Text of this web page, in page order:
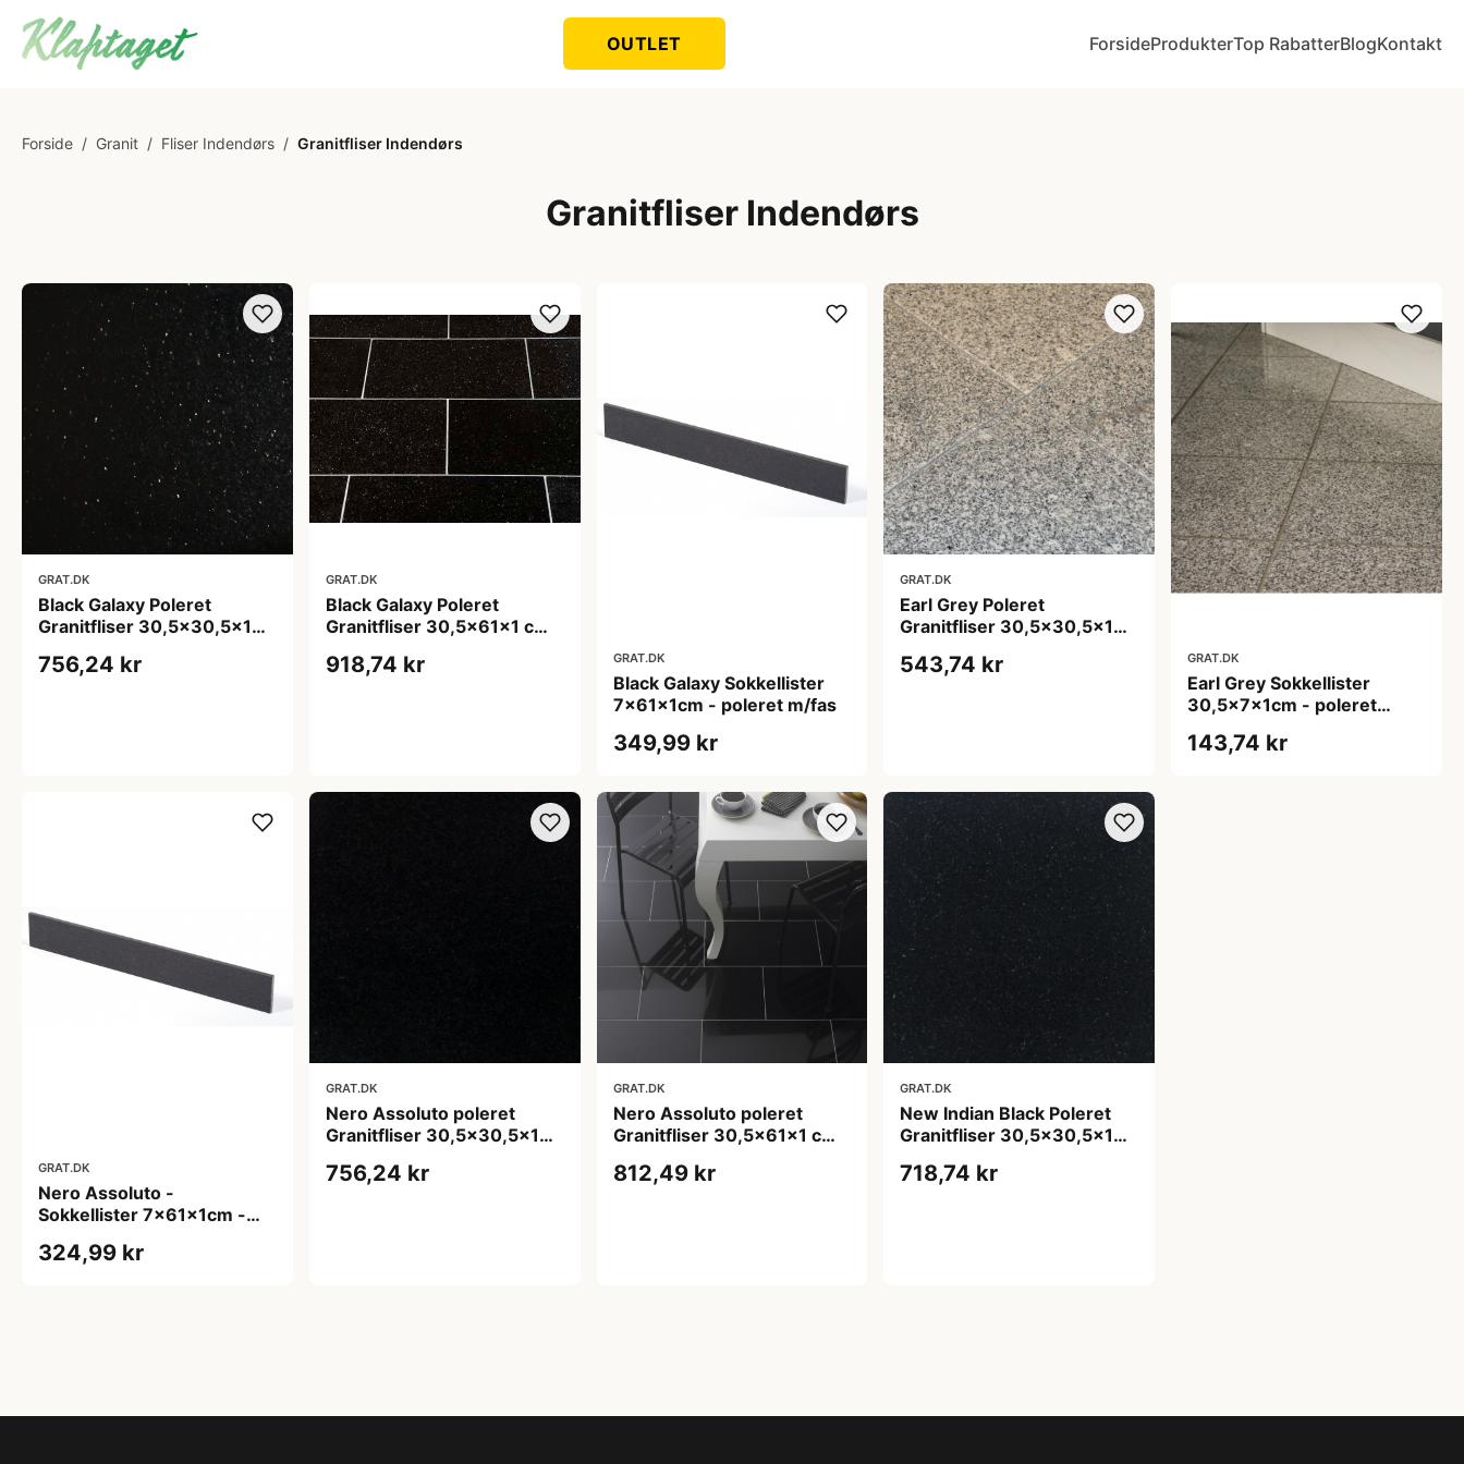
OUTLET ForsideProdukterTop RabatterBlogKontakt
Forside / Granit / Fliser Indendørs / Granitfliser Indendørs
Granitfliser Indendørs
GRAT.DK
Black Galaxy Poleret
Granitfliser 30,5x30,5x1
756,24 kr
GRAT.DK
Black Galaxy Poleret
Granitfliser 30,5x61x1 cm -
918,74 kr GRAT.DK
Black Galaxy Sokkellister
7x61x1cm - poleret m/fas
349,99 kr
GRAT.DK
Earl Grey Poleret
Granitfliser 30,5x30,5x1
543,74 kr GRAT.DK
Earl Grey Sokkellister
30,5x7x1cm - poleret
143,74 kr
GRAT.DK
Nero Assoluto -
Sokkellister 7x61x1cm -
324,99 kr
GRAT.DK
Nero Assoluto poleret
Granitfliser 30,5x30,5x1
756,24 kr
GRAT.DK
Nero Assoluto poleret
Granitfliser 30,5x61x1 cm -
812,49 kr
GRAT.DK
New Indian Black Poleret
Granitfliser 30,5x30,5x1
718,74 kr